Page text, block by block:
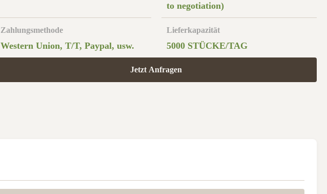
to negotiation)
Zahlungsmethode
Western Union, T/T, Paypal, usw.
Lieferkapazität
5000 STÜCKE/TAG
Jetzt Anfragen